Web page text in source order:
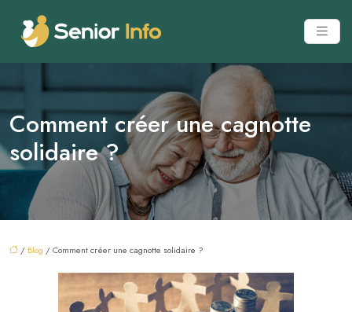
Comment créer une cagnotte
solidaire ?
/ Blog / Comment créer une cagnotte solidaire ?